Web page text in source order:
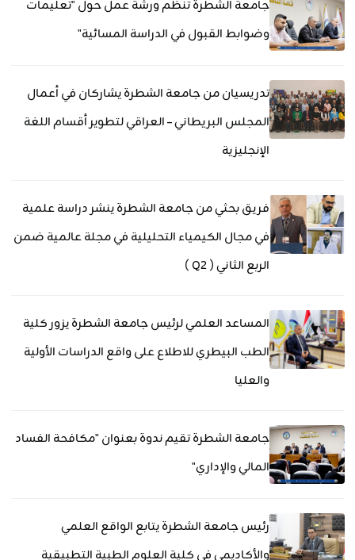
جامعة الشطرة تنظم ورشة عمل حول "تعليمات
وضوابط القبول في الدراسة المسائية"
تدريسيان من جامعة الشطرة يشاركان في أعمال
المجلس البريطاني – العراقي لتطوير أقسام اللغة
الإنجليزية
فريق بحثي من جامعة الشطرة ينشر دراسة علمية
في مجال الكيمياء التحليلية في مجلة عالمية ضمن
الربع الثاني ( Q2 )
المساعد العلمي لرئيس جامعة الشطرة يزور كلية
الطب البيطري للاطلاع على واقع الدراسات الأولية
والعليا
جامعة الشطرة تقيم ندوة بعنوان "مكافحة الفساد
المالي والإداري"
رئيس جامعة الشطرة يتابع الواقع العلمي
والأكاديمي في كلية العلوم الطبية التطبيقية